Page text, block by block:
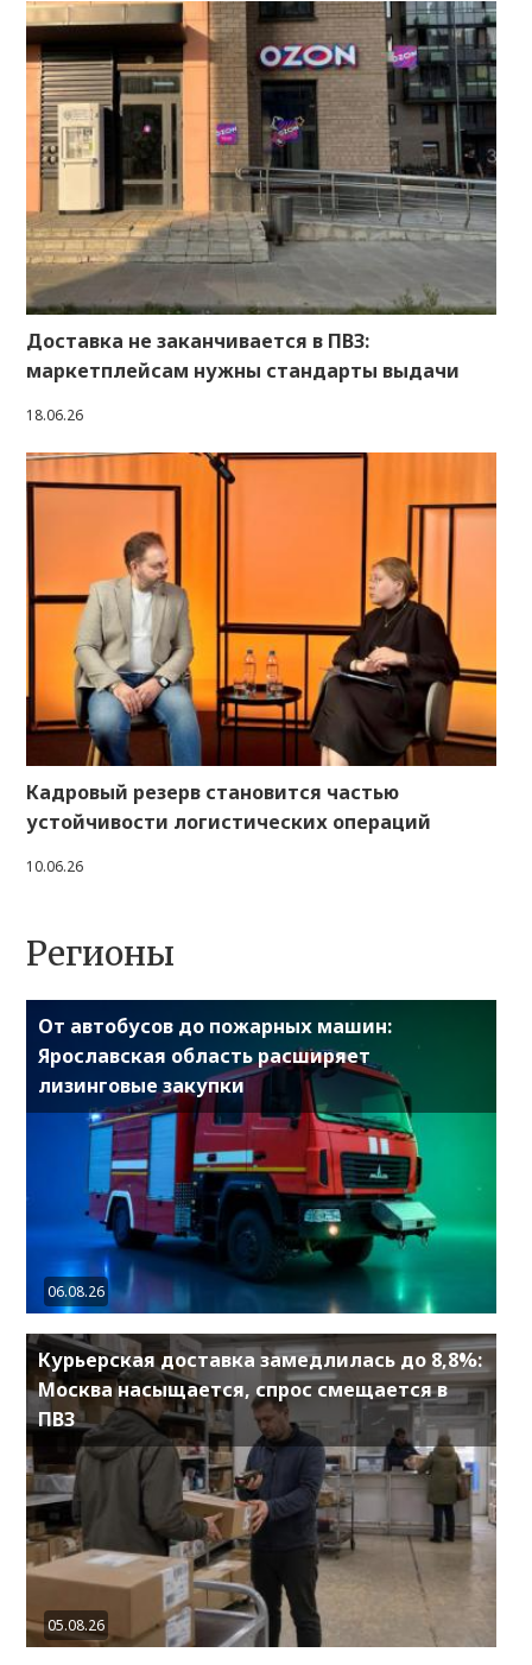
Доставка не заканчивается в ПВЗ:
маркетплейсам нужны стандарты выдачи
18.06.26
Кадровый резерв становится частью
устойчивости логистических операций
10.06.26
Регионы
От автобусов до пожарных машин:
Ярославская область расширяет
лизинговые закупки
06.08.26
Курьерская доставка замедлилась до 8,8%:
Москва насыщается, спрос смещается в
ПВЗ
05.08.26